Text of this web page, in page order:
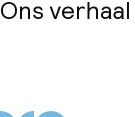
Ons verhaal